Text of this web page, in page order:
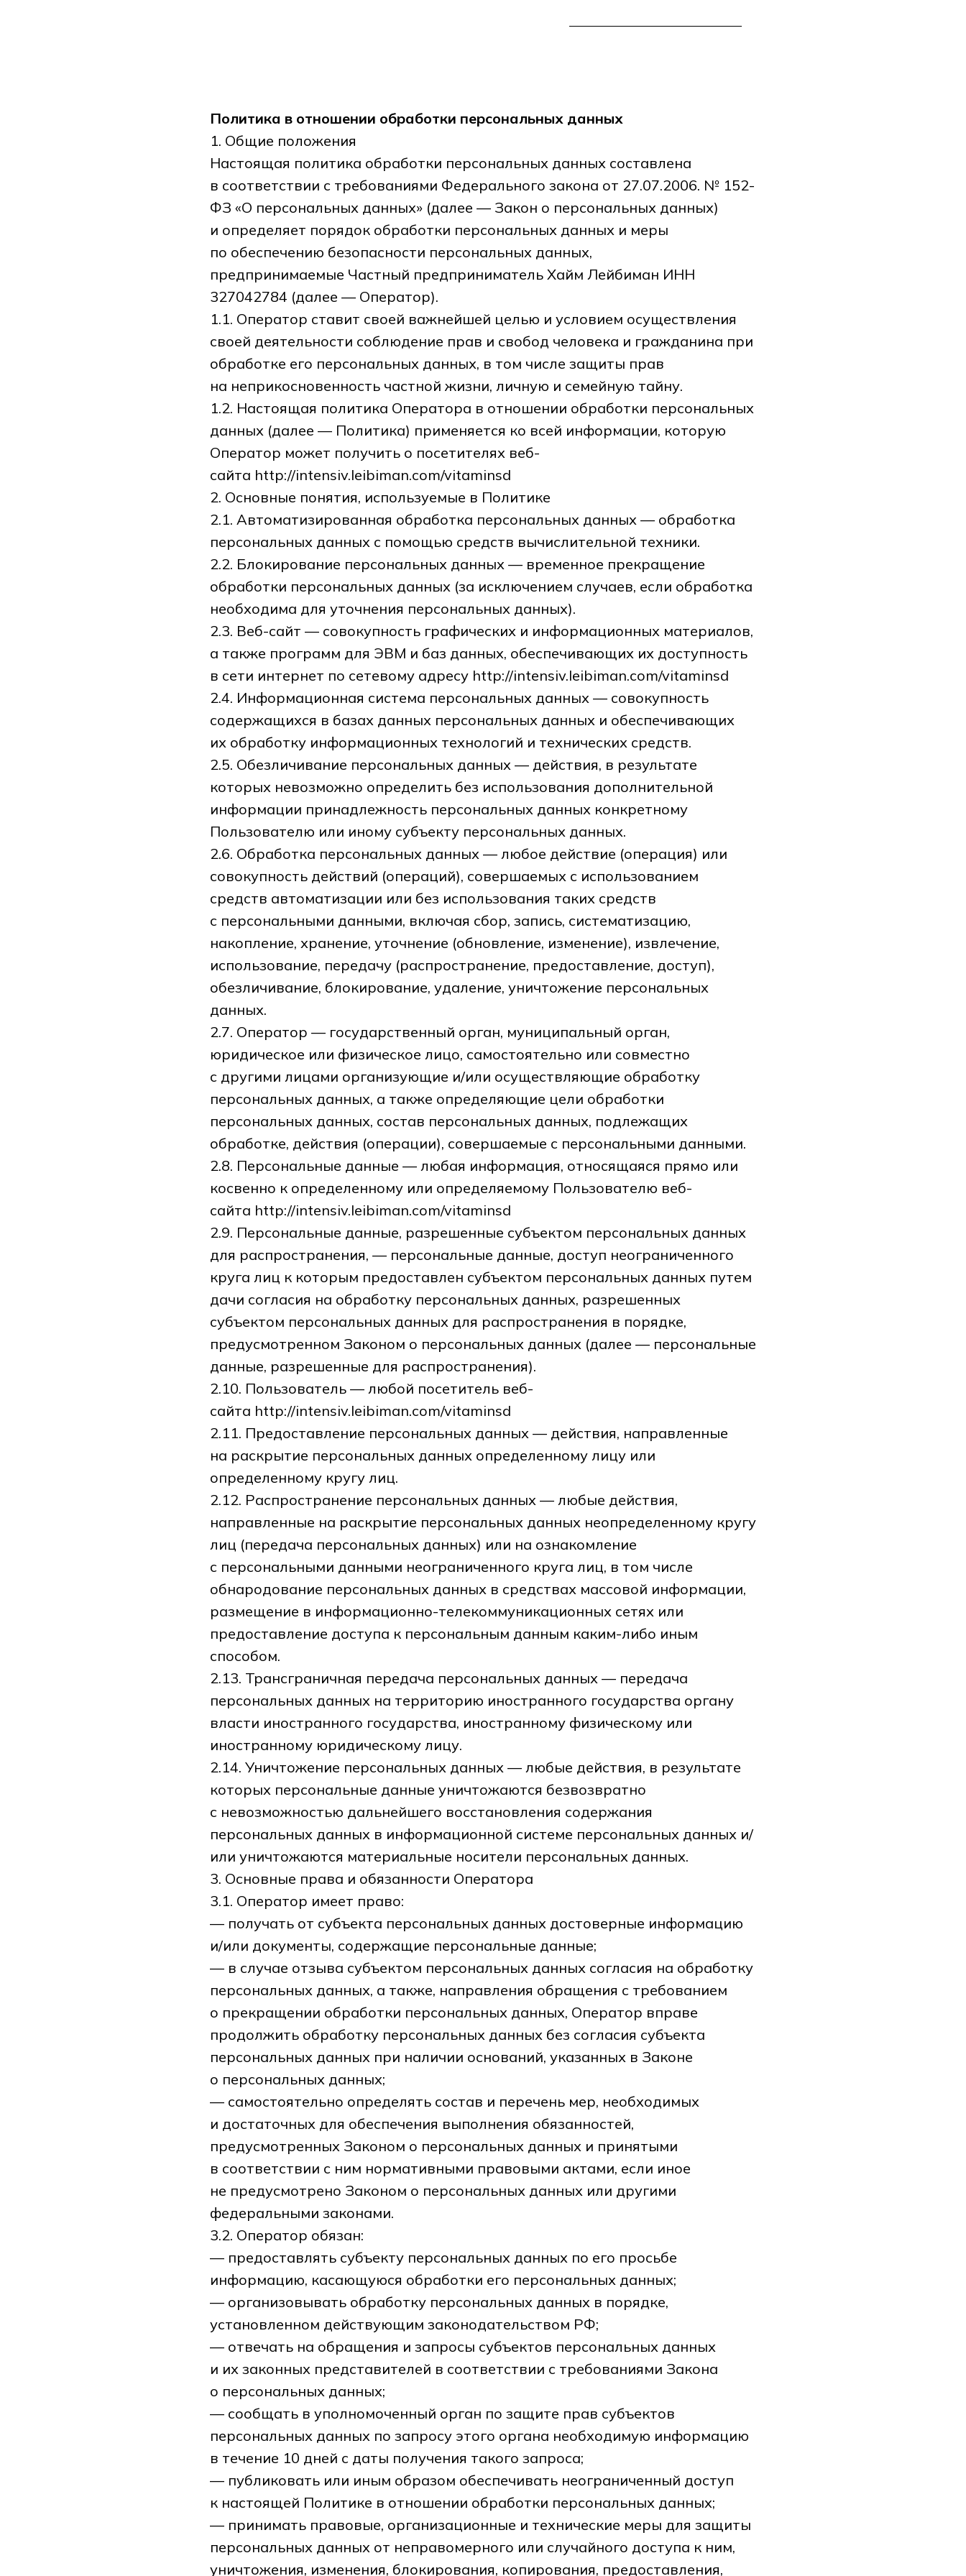
Политика в отношении обработки персональных данных
1. Общие положения
Настоящая политика обработки персональных данных составлена
в соответствии с требованиями Федерального закона от 27.07.2006. № 152-
ФЗ «О персональных данных» (далее — Закон о персональных данных)
и определяет порядок обработки персональных данных и меры
по обеспечению безопасности персональных данных,
предпринимаемые Частный предприниматель Хайм Лейбиман ИНН
327042784 (далее — Оператор).
1.1. Оператор ставит своей важнейшей целью и условием осуществления
своей деятельности соблюдение прав и свобод человека и гражданина при
обработке его персональных данных, в том числе защиты прав
на неприкосновенность частной жизни, личную и семейную тайну.
1.2. Настоящая политика Оператора в отношении обработки персональных
данных (далее — Политика) применяется ко всей информации, которую
Оператор может получить о посетителях веб-
сайта http://intensiv.leibiman.com/vitaminsd
2. Основные понятия, используемые в Политике
2.1. Автоматизированная обработка персональных данных — обработка
персональных данных с помощью средств вычислительной техники.
2.2. Блокирование персональных данных — временное прекращение
обработки персональных данных (за исключением случаев, если обработка
необходима для уточнения персональных данных).
2.3. Веб-сайт — совокупность графических и информационных материалов,
а также программ для ЭВМ и баз данных, обеспечивающих их доступность
в сети интернет по сетевому адресу http://intensiv.leibiman.com/vitaminsd
2.4. Информационная система персональных данных — совокупность
содержащихся в базах данных персональных данных и обеспечивающих
их обработку информационных технологий и технических средств.
2.5. Обезличивание персональных данных — действия, в результате
которых невозможно определить без использования дополнительной
информации принадлежность персональных данных конкретному
Пользователю или иному субъекту персональных данных.
2.6. Обработка персональных данных — любое действие (операция) или
совокупность действий (операций), совершаемых с использованием
средств автоматизации или без использования таких средств
с персональными данными, включая сбор, запись, систематизацию,
накопление, хранение, уточнение (обновление, изменение), извлечение,
использование, передачу (распространение, предоставление, доступ),
обезличивание, блокирование, удаление, уничтожение персональных
данных.
2.7. Оператор — государственный орган, муниципальный орган,
юридическое или физическое лицо, самостоятельно или совместно
с другими лицами организующие и/или осуществляющие обработку
персональных данных, а также определяющие цели обработки
персональных данных, состав персональных данных, подлежащих
обработке, действия (операции), совершаемые с персональными данными.
2.8. Персональные данные — любая информация, относящаяся прямо или
косвенно к определенному или определяемому Пользователю веб-
сайта http://intensiv.leibiman.com/vitaminsd
2.9. Персональные данные, разрешенные субъектом персональных данных
для распространения, — персональные данные, доступ неограниченного
круга лиц к которым предоставлен субъектом персональных данных путем
дачи согласия на обработку персональных данных, разрешенных
субъектом персональных данных для распространения в порядке,
предусмотренном Законом о персональных данных (далее — персональные
данные, разрешенные для распространения).
2.10. Пользователь — любой посетитель веб-
сайта http://intensiv.leibiman.com/vitaminsd
2.11. Предоставление персональных данных — действия, направленные
на раскрытие персональных данных определенному лицу или
определенному кругу лиц.
2.12. Распространение персональных данных — любые действия,
направленные на раскрытие персональных данных неопределенному кругу
лиц (передача персональных данных) или на ознакомление
с персональными данными неограниченного круга лиц, в том числе
обнародование персональных данных в средствах массовой информации,
размещение в информационно-телекоммуникационных сетях или
предоставление доступа к персональным данным каким-либо иным
способом.
2.13. Трансграничная передача персональных данных — передача
персональных данных на территорию иностранного государства органу
власти иностранного государства, иностранному физическому или
иностранному юридическому лицу.
2.14. Уничтожение персональных данных — любые действия, в результате
которых персональные данные уничтожаются безвозвратно
с невозможностью дальнейшего восстановления содержания
персональных данных в информационной системе персональных данных и/
или уничтожаются материальные носители персональных данных.
3. Основные права и обязанности Оператора
3.1. Оператор имеет право:
— получать от субъекта персональных данных достоверные информацию
и/или документы, содержащие персональные данные;
— в случае отзыва субъектом персональных данных согласия на обработку
персональных данных, а также, направления обращения с требованием
о прекращении обработки персональных данных, Оператор вправе
продолжить обработку персональных данных без согласия субъекта
персональных данных при наличии оснований, указанных в Законе
о персональных данных;
— самостоятельно определять состав и перечень мер, необходимых
и достаточных для обеспечения выполнения обязанностей,
предусмотренных Законом о персональных данных и принятыми
в соответствии с ним нормативными правовыми актами, если иное
не предусмотрено Законом о персональных данных или другими
федеральными законами.
3.2. Оператор обязан:
— предоставлять субъекту персональных данных по его просьбе
информацию, касающуюся обработки его персональных данных;
— организовывать обработку персональных данных в порядке,
установленном действующим законодательством РФ;
— отвечать на обращения и запросы субъектов персональных данных
и их законных представителей в соответствии с требованиями Закона
о персональных данных;
— сообщать в уполномоченный орган по защите прав субъектов
персональных данных по запросу этого органа необходимую информацию
в течение 10 дней с даты получения такого запроса;
— публиковать или иным образом обеспечивать неограниченный доступ
к настоящей Политике в отношении обработки персональных данных;
— принимать правовые, организационные и технические меры для защиты
персональных данных от неправомерного или случайного доступа к ним,
уничтожения, изменения, блокирования, копирования, предоставления,